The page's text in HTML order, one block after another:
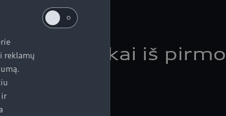
dalykai iš pirmo
filtrai
reklamų
ir